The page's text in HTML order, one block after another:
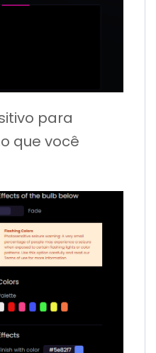
para
que você